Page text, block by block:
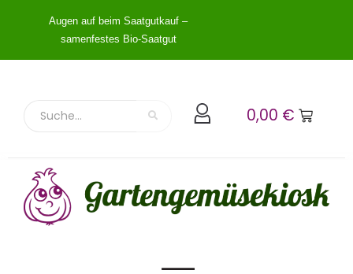
Augen auf beim Saatgutkauf –
samenfestes Bio-Saatgut
0,00 €